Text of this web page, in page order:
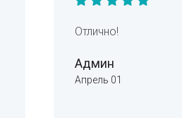
Отлично!
Админ
Апрель 01